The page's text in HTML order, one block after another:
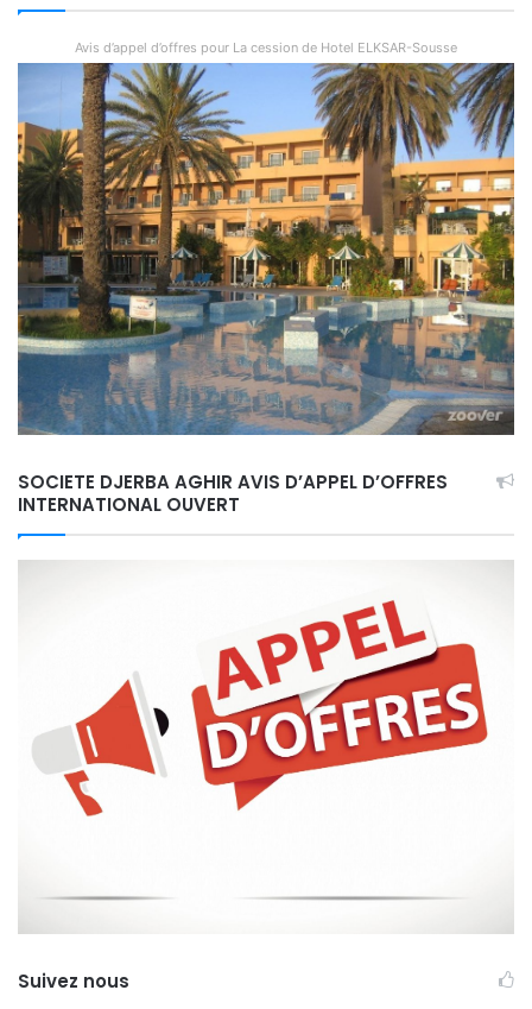
Avis d’appel d’offres pour La cession de Hotel ELKSAR-Sousse
SOCIETE DJERBA AGHIR AVIS D’APPEL D’OFFRES
INTERNATIONAL OUVERT
Suivez nous